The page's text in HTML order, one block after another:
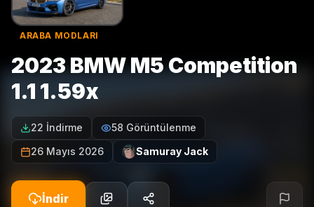
ARABA MODLARI
2023 BMW M5 Competition
1.1 1.59x
22 İndirme
58 Görüntülenme
26 Mayıs 2026
Samuray Jack
İndir